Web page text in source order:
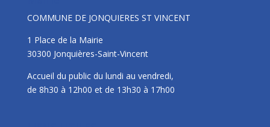
COMMUNE DE JONQUIERES ST VINCENT
1 Place de la Mairie
30300 Jonquières-Saint-Vincent
Accueil du public du lundi au vendredi,
de 8h30 à 12h00 et de 13h30 à 17h00